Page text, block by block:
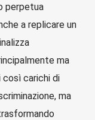
perpetua
a replicare un
ma
così carichi di
ma